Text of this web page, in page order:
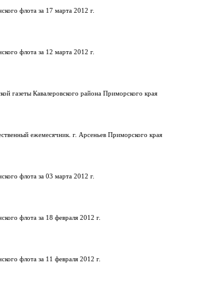
флота за 17 марта 2012 г.
флота за 12 марта 2012 г.
газеты Кавалеровского района Приморского края
ежемесячник. г. Арсеньев Приморского края
флота за 03 марта 2012 г.
флота за 18 февраля 2012 г.
флота за 11 февраля 2012 г.